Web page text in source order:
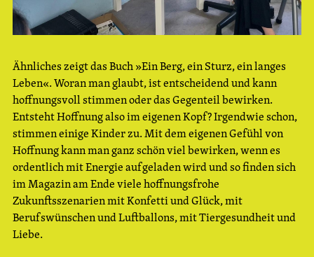
Ähnliches zeigt das Buch »Ein Berg, ein Sturz, ein langes
Leben«. Woran man glaubt, ist entscheidend und kann
hoffnungsvoll stimmen oder das Gegenteil bewirken.
Entsteht Hoffnung also im eigenen Kopf? Irgendwie schon,
stimmen einige Kinder zu. Mit dem eigenen Gefühl von
Hoffnung kann man ganz schön viel bewirken, wenn es
ordentlich mit Energie aufgeladen wird und so finden sich
im Magazin am Ende viele hoffnungsfrohe
Zukunftsszenarien mit Konfetti und Glück, mit
Berufswünschen und Luftballons, mit Tiergesundheit und
Liebe.